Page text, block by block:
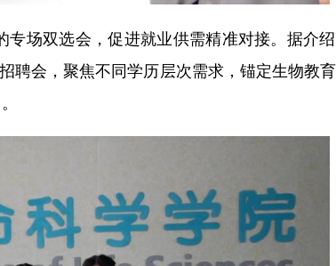
场双选会，促进就业供需精准对接。据介
聘会，聚焦不同学历层次需求，锚定生物教